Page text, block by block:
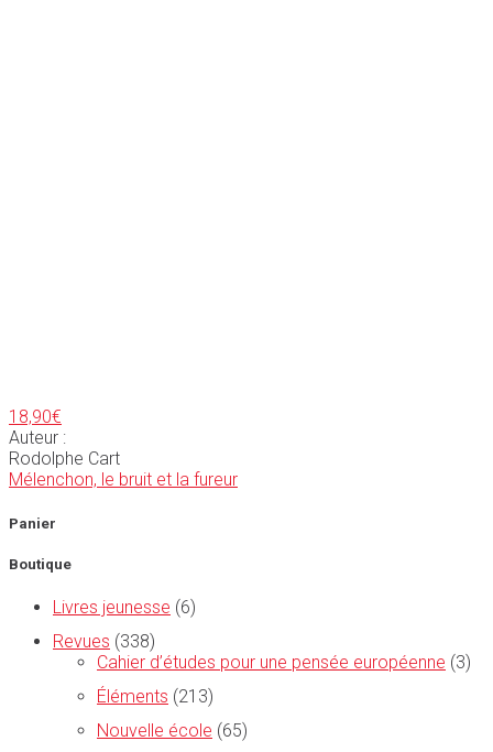
18,90€
Auteur :
Rodolphe Cart
Mélenchon, le bruit et la fureur
Panier
Boutique
Livres jeunesse (6)
Revues (338)
Cahier d’études pour une pensée européenne (3)
Éléments (213)
Nouvelle école (65)